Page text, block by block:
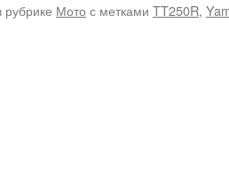
рубрике Мото с метками TT250R,